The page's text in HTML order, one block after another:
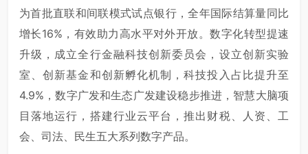
为首批直联和间联模式试点银行，全年国际结算量同比
增长16%，有效助力高水平对外开放。数字化转型提速
升级，成立全行金融科技创新委员会，设立创新实验
室、创新基金和创新孵化机制，科技投入占比提升至
4.9%，数字广发和生态广发建设稳步推进，智慧大脑项
目落地运行，搭建行业云平台，推出财税、人资、工
会、司法、民生五大系列数字产品。